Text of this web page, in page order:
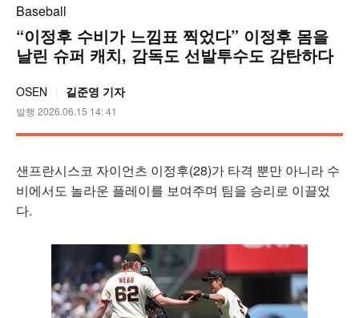
Baseball
“이정후 수비가 느낌표 찍었다” 이정후 몸을
날린 슈퍼 캐치, 감독도 선발투수도 감탄하다
OSEN 길준영 기자
발행 2026.06.15 14: 41
샌프란시스코 자이언츠 이정후(28)가 타격 뿐만 아니라 수
비에서도 놀라운 플레이를 보여주며 팀을 승리로 이끌었
다.